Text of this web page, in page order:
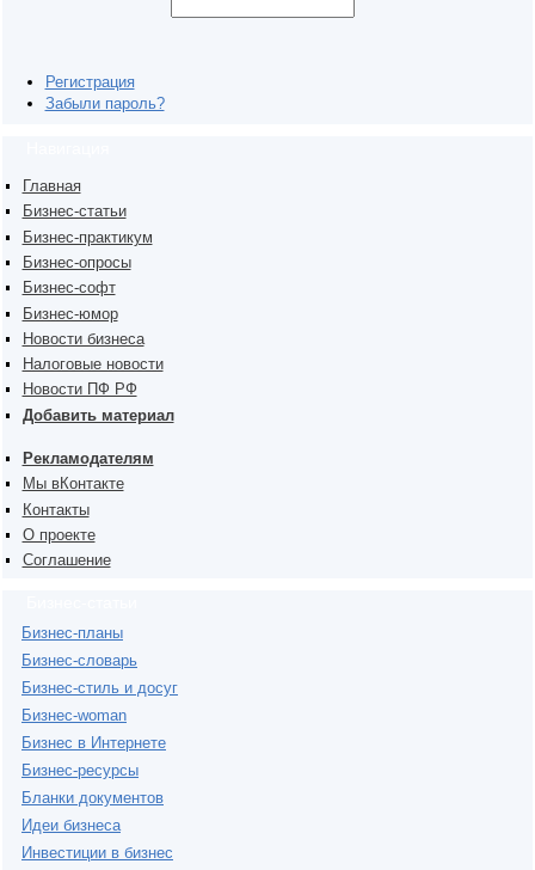
Регистрация
Забыли пароль?
Главная
Бизнес-статьи
Бизнес-практикум
Бизнес-опросы
Бизнес-софт
Бизнес-юмор
Новости бизнеса
Налоговые новости
Новости ПФ РФ
Добавить материал
Рекламодателям
Мы вКонтакте
Контакты
О проекте
Соглашение
Бизнес-планы
Бизнес-словарь
Бизнес-стиль и досуг
Бизнес-woman
Бизнес в Интернете
Бизнес-ресурсы
Бланки документов
Идеи бизнеса
Инвестиции в бизнес